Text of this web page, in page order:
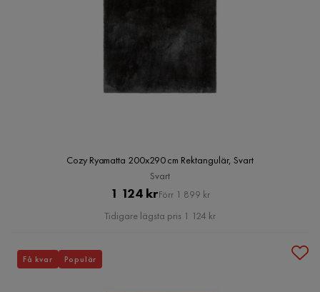
Cozy Ryamatta 200x290 cm Rektangulär, Svart
Svart
Pris
1 124 krOriginal
Pris
Förr 1 899 kr
Tidigare lägsta pris 1 124 kr
Få kvar Populär